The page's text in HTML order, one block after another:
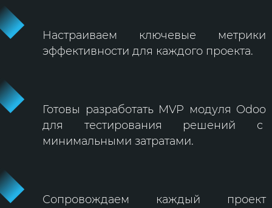
Настраиваем ключевые метрики
эффективности для каждого проекта.
Готовы разработать MVP модуля Odoo
для тестирования решений с
минимальными затратами.
Сопровождаем каждый проект